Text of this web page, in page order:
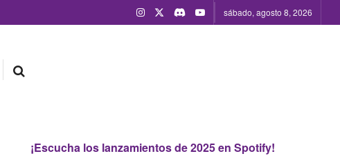
sábado, agosto 8, 2026
¡Escucha los lanzamientos de 2025 en Spotify!